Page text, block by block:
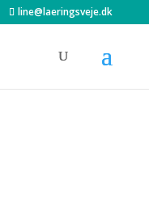
line@laeringsveje.dk